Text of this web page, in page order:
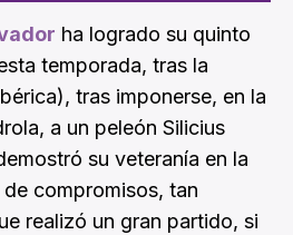
ha logrado su quinto
temporada, tras la
tras imponerse, en la
a un peleón Silicius
su veteranía en la
compromisos, tan
realizó un gran partido, si